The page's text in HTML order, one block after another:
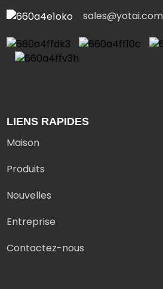
sales@yotai.com
LIENS RAPIDES
Maison
Produits
Nouvelles
Entreprise
Contactez-nous